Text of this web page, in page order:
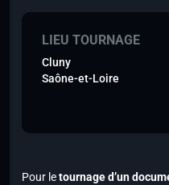
LIEU TOURNAGE
Cluny
Saône-et-Loire
Pour letournage d’un